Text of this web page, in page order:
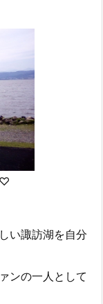
♡
い諏訪湖を自分
ンの一人として